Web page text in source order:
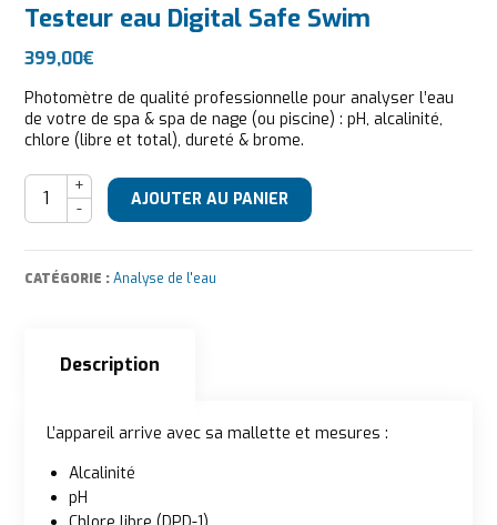
Testeur eau Digital Safe Swim
399,00€
Photomètre de qualité professionnelle pour analyser l’eau
de votre de spa & spa de nage (ou piscine) : pH, alcalinité,
chlore (libre et total), dureté & brome.
quantité de Testeur eau Digital Safe Swim
AJOUTER AU PANIER
CATÉGORIE :Analyse de l'eau
Description
Description
L’appareil arrive avec sa mallette et mesures :
Alcalinité
pH